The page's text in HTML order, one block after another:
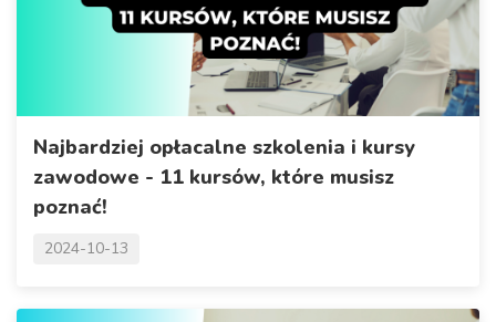
Najbardziej opłacalne szkolenia i kursy
zawodowe - 11 kursów, które musisz
poznać!
2024-10-13